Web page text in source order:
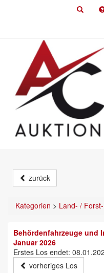
zurück
Kategorien > Land- /
Behördenfahrzeuge und
Januar 2026
Erstes Los endet:
vorheriges Los